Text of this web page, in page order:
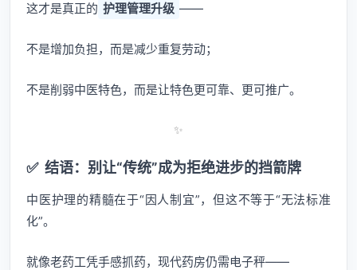
这才是真正的 护理管理升级 ——
不是增加负担，而是减少重复劳动；
不是削弱中医特色，而是让特色更可靠、更可推广。
✨
✅ 结语：别让“传统”成为拒绝进步的挡箭牌
中医护理的精髓在于“因人制宜”，但这不等于“无法标准
化”。
就像老药工凭手感抓药，现代药房仍需电子秤——